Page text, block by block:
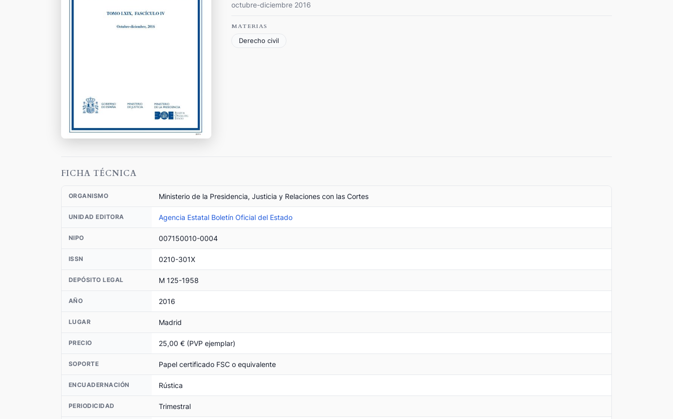
octubre-diciembre 2016
MATERIAS
Derecho civil
FICHA TÉCNICA
ORGANISMO Ministerio de la Presidencia, Justicia y Relaciones con las Cortes
UNIDAD EDITORA Agencia Estatal Boletín Oficial del Estado
NIPO 007150010-0004
ISSN 0210-301X
DEPÓSITO LEGAL M 125-1958
AÑO 2016
LUGAR Madrid
PRECIO 25,00 € (PVP ejemplar)
SOPORTE Papel certificado FSC o equivalente
ENCUADERNACIÓN Rústica
PERIODICIDAD Trimestral